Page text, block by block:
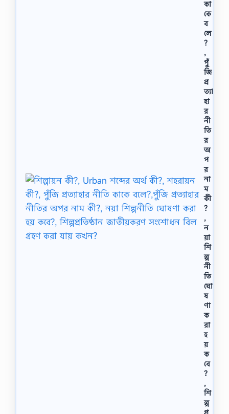
কা
কে
ব
লে
?
,
পুঁ
জি
প্র
ত্যা
হা
র
নী
তি
র
অ
প
র
না
ম
কী
?
,
ন
য়া
শি
ল্প
নী
তি
ঘো
ষ
ণা
ক
রা
হ
য়
ক
বে
?
,
শি
ল্প